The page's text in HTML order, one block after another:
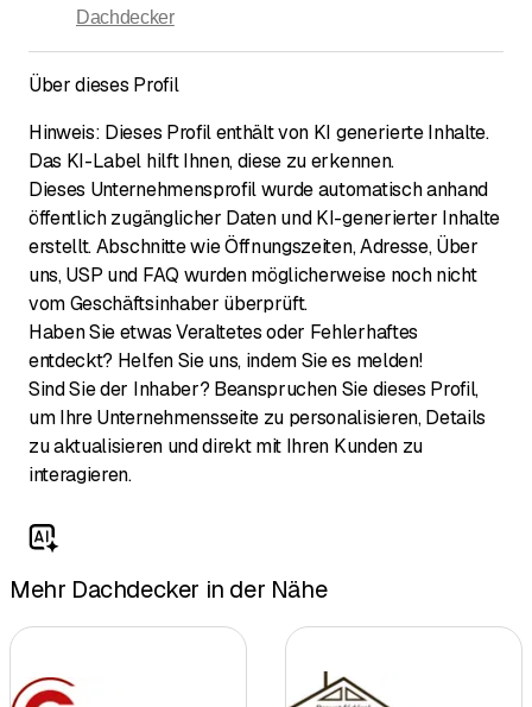
Dachdecker
Über dieses Profil
Hinweis: Dieses Profil enthält von KI generierte Inhalte.
Das KI-Label hilft Ihnen, diese zu erkennen.
Dieses Unternehmensprofil wurde automatisch anhand
öffentlich zugänglicher Daten und KI-generierter Inhalte
erstellt. Abschnitte wie Öffnungszeiten, Adresse, Über
uns, USP und FAQ wurden möglicherweise noch nicht
vom Geschäftsinhaber überprüft.
Haben Sie etwas Veraltetes oder Fehlerhaftes
entdeckt? Helfen Sie uns, indem Sie es melden!
Sind Sie der Inhaber? Beanspruchen Sie dieses Profil,
um Ihre Unternehmensseite zu personalisieren, Details
zu aktualisieren und direkt mit Ihren Kunden zu
interagieren.
Mehr Dachdecker in der Nähe